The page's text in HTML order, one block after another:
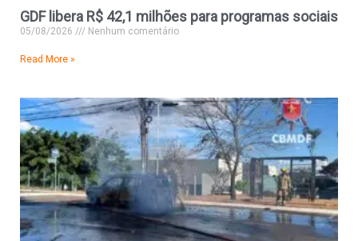
GDF libera R$ 42,1 milhões para programas sociais
05/08/2026 Nenhum comentário
Read More »